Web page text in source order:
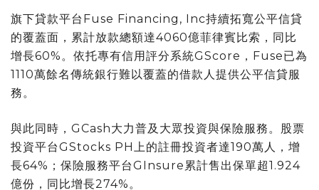
旗下貸款平台Fuse Financing, Inc持續拓寬公平信貸
的覆蓋面，累計放款總額達4060億菲律賓比索，同比
增長60%。依托專有信用評分系統GScore，Fuse已為
1110萬餘名傳統銀行難以覆蓋的借款人提供公平信貸服
務。
與此同時，GCash大力普及大眾投資與保險服務。股票
投資平台GStocks PH上的註冊投資者達190萬人，增
長64%；保險服務平台GInsure累計售出保單超1.924
億份，同比增長274%。